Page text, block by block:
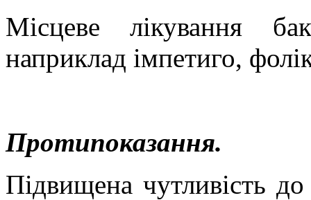
Місцеве лікування
наприклад імпетиго,
Протипоказання.
Підвищена чутливість